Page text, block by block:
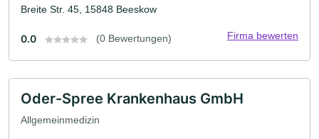
Breite Str. 45, 15848 Beeskow
0.0 (0 Bewertungen) Firma bewerten
Oder-Spree Krankenhaus GmbH
Allgemeinmedizin